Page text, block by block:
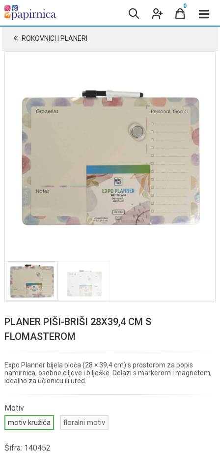
0
ROKOVNICI I PLANERI
PLANER PIŠI-BRIŠI 28X39,4 CM S
FLOMASTEROM
Expo Planner bijela ploča (28 × 39,4 cm) s prostorom za popis
namirnica, osobne ciljeve i bilješke. Dolazi s markerom i magnetom,
idealno za učionicu ili ured.
Motiv
motiv kružića floralni motiv
Šifra: 140452